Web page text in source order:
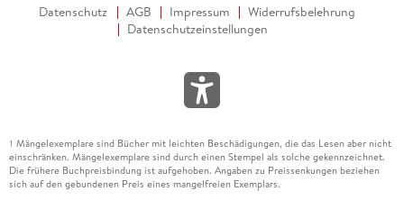
Datenschutz AGB Impressum
Widerrufsbelehrung
Datenschutzeinstellungen
1 Mängelexemplare sind Bücher mit leichten Beschädigungen, die das Lesen aber nicht
einschränken. Mängelexemplare sind durch einen Stempel als solche gekennzeichnet.
Die frühere Buchpreisbindung ist aufgehoben. Angaben zu Preissenkungen beziehen
sich auf den gebundenen Preis eines mangelfreien Exemplars.